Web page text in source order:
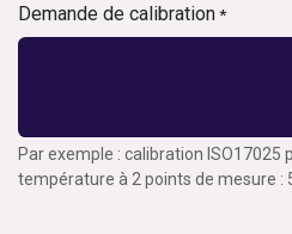
Demande de calibration*
Par exemple : calibration ISO17025
température à 2 points de mesure :